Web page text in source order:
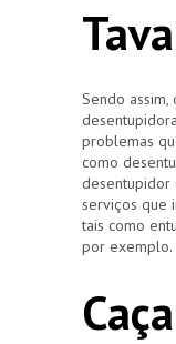
Sendo
problemas
como
desentupidor
serviços que
tais como
por exemplo.